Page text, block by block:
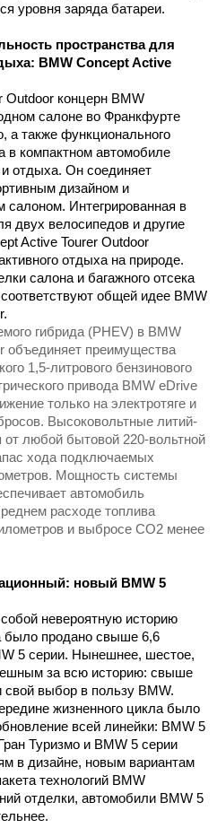
уровня заряда батареи.
пространства для
BMW Concept Active
Outdoor концерн BMW
салоне во Франкфурте
а также функционального
в компактном автомобиле
отдыха. Он соединяет
дизайном и
Интегрированная в
двух велосипедов и другие
Active Tourer Outdoor
отдыха на природе.
салона и багажного отсека
общей идее BMW
гибрида (PHEV) в BMW
объединяет преимущества
1,5-литрового бензинового
привода BMW eDrive
только на электротяге и
Высоковольтные литий-
любой бытовой 220-вольтной
хода подключаемых
. Мощность системы
автомобиль
расходе топлива
и выбросе CO2 менее
новый BMW 5
невероятную историю
было продано свыше 6,6
5 серии. Нынешнее, шестое,
за всю историю: свыше
выбор в пользу BMW.
жизненного цикла было
всей линейки: BMW 5
Туризмо и BMW 5 серии
в дизайне, новым вариантам
технологий BMW
отделки, автомобили BMW 5